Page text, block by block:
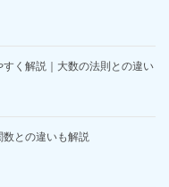
く解説｜大数の法則との違い
との違いも解説